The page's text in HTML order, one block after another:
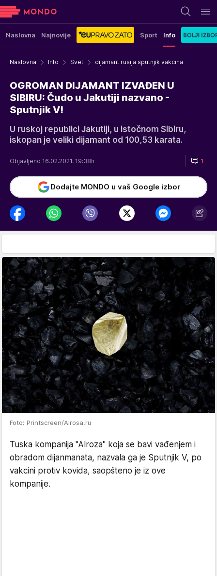
Naslovna Najnovije Sport Info
Naslovna Info Svet dijamant rusija sputnjik vakcina
OGROMAN DIJAMANT IZVAĐEN U
SIBIRU: Čudo u Jakutiji nazvano -
Sputnjik V!
U ruskoj republici Jakutiji, u istočnom Sibiru,
iskopan je veliki dijamant od 100,53 karata.
Objavljeno 16.02.2021. 19:38h 1
Dodajte MONDO u vaš Google izbor
Foto: Printscreen/Alrosa.ru
Tuska kompanija "Alroza" koja se bavi vađenjem i
obradom dijanmanata, nazvala ga je Sputnjik V, po
vakcini protiv kovida, saopšteno je iz ove
kompanije.